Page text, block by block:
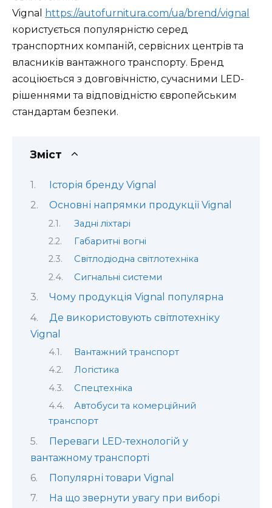
Vignal
https://autofurnitura.com/ua/brend/vignal
користується популярністю серед
транспортних компаній, сервісних центрів та
власників вантажного транспорту. Бренд
асоціюється з довговічністю, сучасними LED-
рішеннями та відповідністю європейським
стандартам безпеки.
Зміст
Історія бренду Vignal
Основні напрямки продукції Vignal
Задні ліхтарі
Габаритні вогні
Світлодіодна світлотехніка
Сигнальні системи
Чому продукція Vignal популярна
Де використовують світлотехніку
Vignal
Вантажний транспорт
Логістика
Спецтехніка
Автобуси та комерційний
транспорт
Переваги LED-технологій у
вантажному транспорті
Популярні товари Vignal
На що звернути увагу при виборі